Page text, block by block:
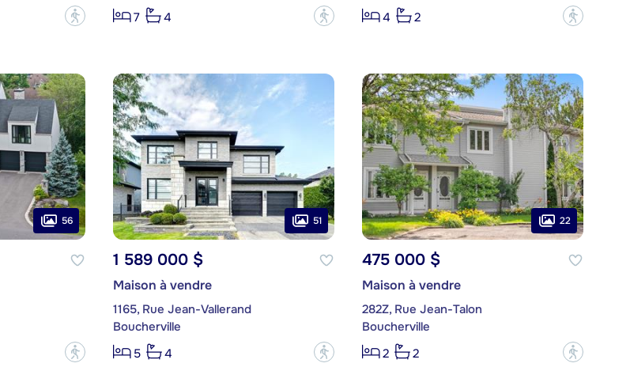
?
7
4 ?
4
2 ?
56
?
51
1 589 000 $
Maison à vendre
1165, Rue Jean-Vallerand
Boucherville
5
4 ?
22
475 000 $
Maison à vendre
282Z, Rue Jean-Talon
Boucherville
2
2 ?